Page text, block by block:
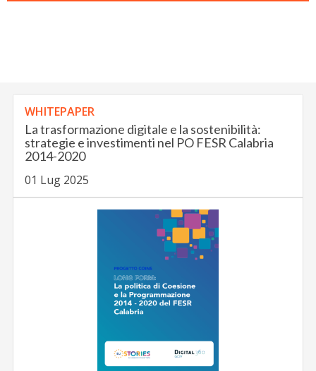
WHITEPAPER
La trasformazione digitale e la sostenibilità:
strategie e investimenti nel PO FESR Calabria
2014-2020
01 Lug 2025